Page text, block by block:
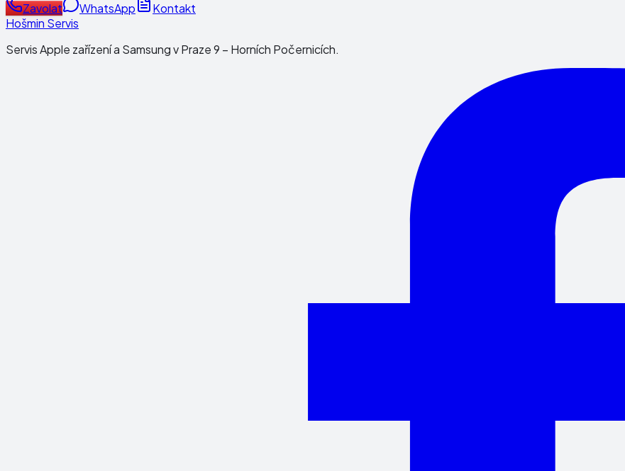
Zavolat
WhatsApp
Kontakt
Hošmin Servis
Servis Apple zařízení a Samsung v Praze 9 – Horních Počernicích.